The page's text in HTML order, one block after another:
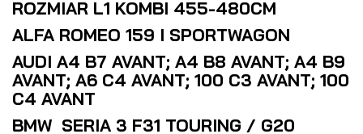
ROZMIAR L1 KOMBI 455-480CM
ALFA ROMEO 159 I SPORTWAGON
AUDI A4 B7 AVANT; A4 B8 AVANT; A4 B9
AVANT; A6 C4 AVANT; 100 C3 AVANT; 100
C4 AVANT
BMW SERIA 3 F31 TOURING / G20